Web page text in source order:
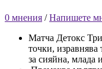
0 мнения /Напишете
Матча Детокс
точки, изравнява
за сияйна, млада